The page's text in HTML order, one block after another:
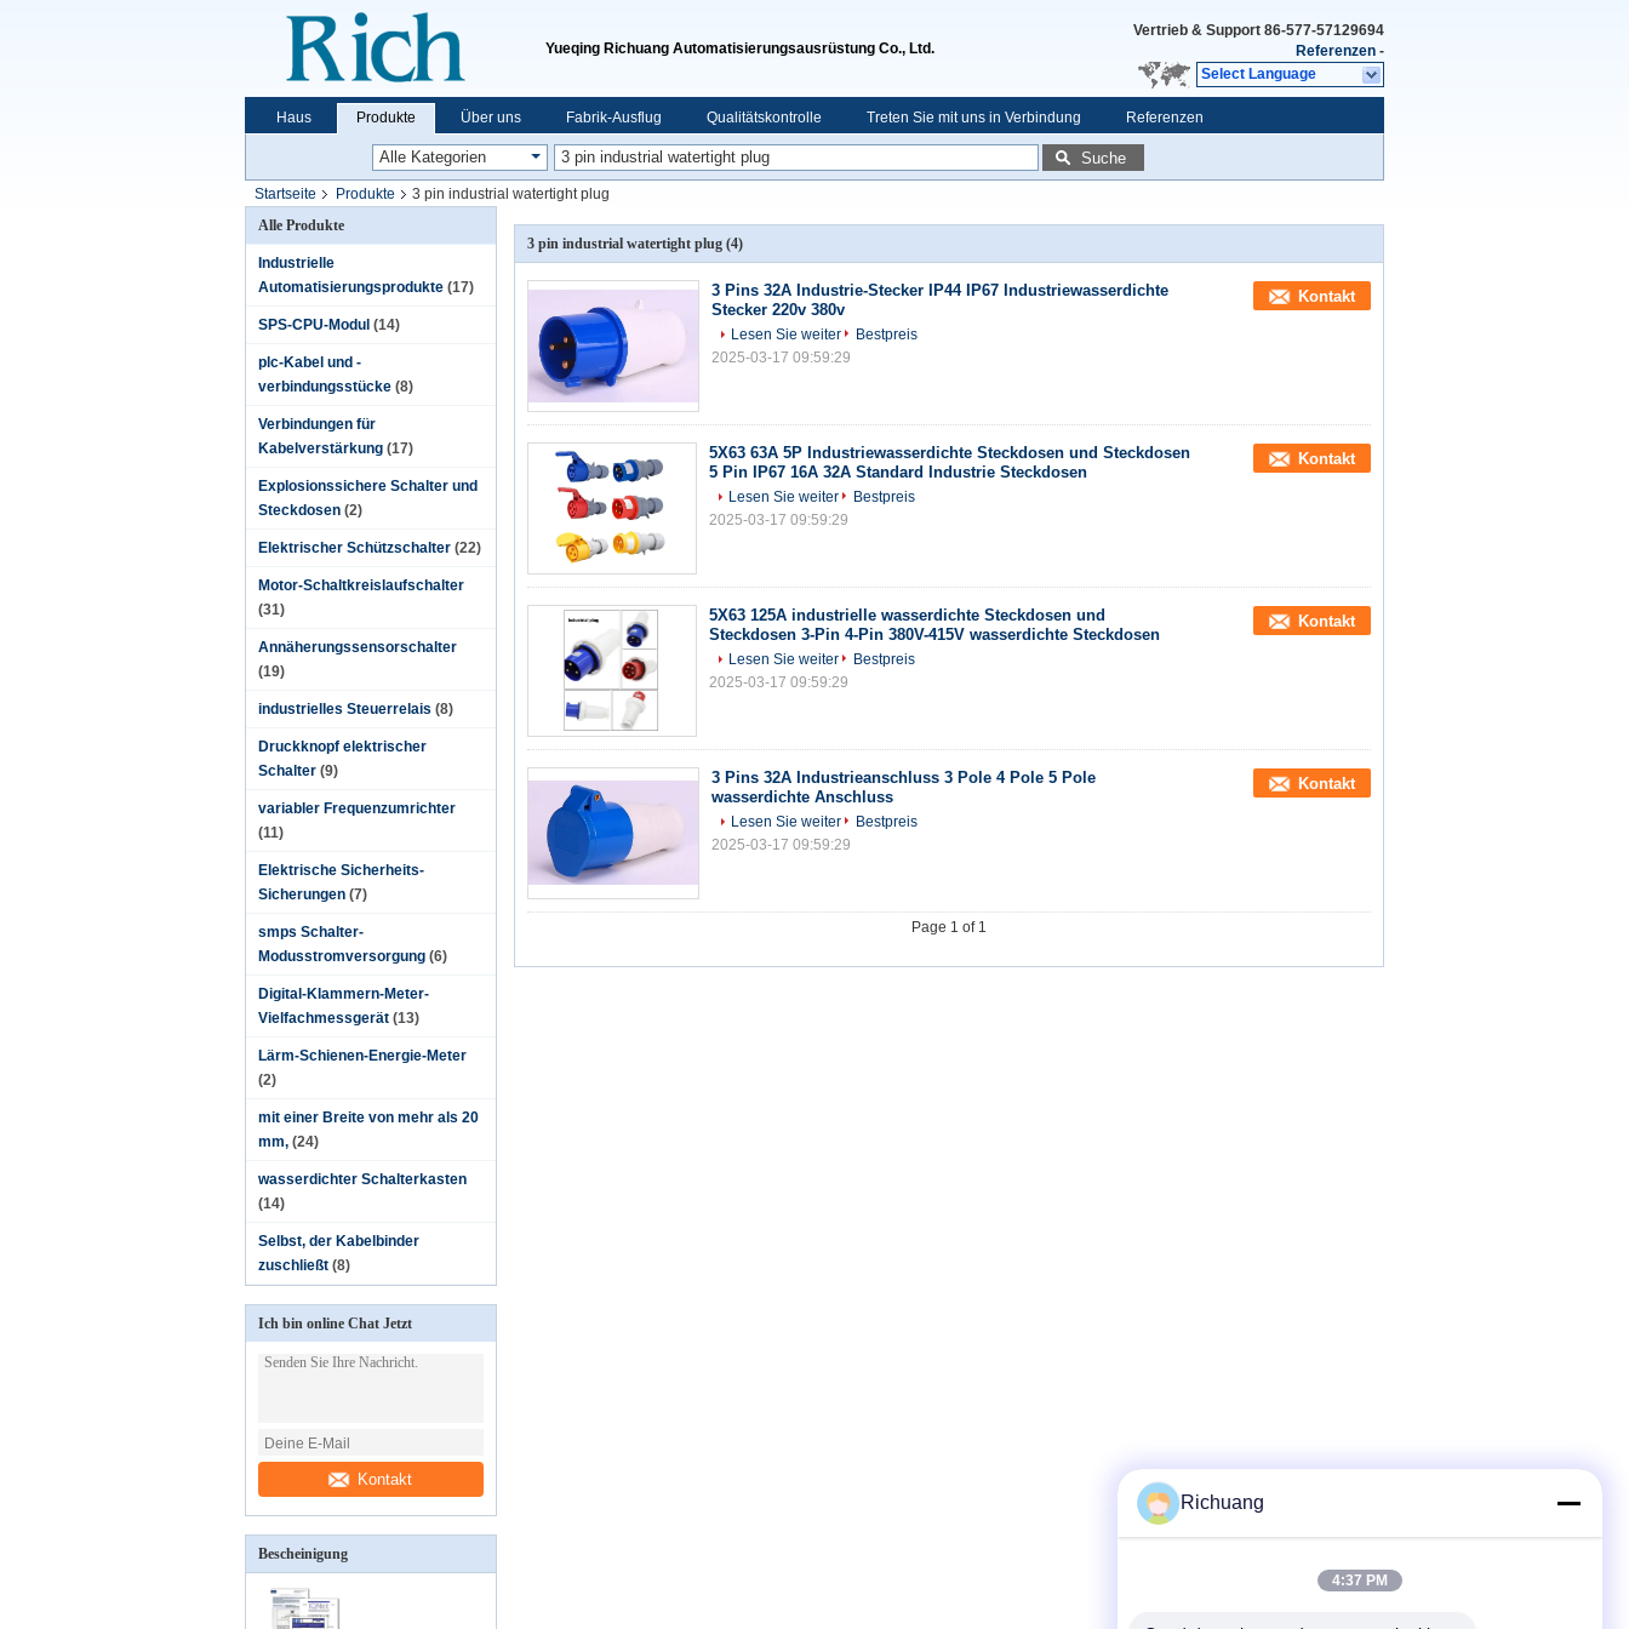
Yueqing Richuang Automatisierungsausrüstung Co., Ltd.
Vertrieb & Support 86-577-57129694
Referenzen -
Select Language
Haus Produkte Über uns Fabrik-Ausflug Qualitätskontrolle Treten Sie mit uns in Verbindung Referenzen
Suche
Startseite Produkte
3 pin industrial watertight plug
Alle Produkte
Industrielle
Automatisierungsprodukte (17)
SPS-CPU-Modul (14)
plc-Kabel und -
verbindungsstücke (8)
Verbindungen für
Kabelverstärkung (17)
Explosionssichere Schalter und
Steckdosen (2)
Elektrischer Schützschalter (22)
Motor-Schaltkreislaufschalter
(31)
Annäherungssensorschalter
(19)
industrielles Steuerrelais (8)
Druckknopf elektrischer
Schalter (9)
variabler Frequenzumrichter
(11)
Elektrische Sicherheits-
Sicherungen (7)
smps Schalter-
Modusstromversorgung (6)
Digital-Klammern-Meter-
Vielfachmessgerät (13)
Lärm-Schienen-Energie-Meter
(2)
mit einer Breite von mehr als 20
mm, (24)
wasserdichter Schalterkasten
(14)
Selbst, der Kabelbinder
zuschließt (8)
Ich bin online Chat Jetzt
Kontakt
Bescheinigung
3 pin industrial watertight plug (4)
3 Pins 32A Industrie-Stecker IP44 IP67 Industriewasserdichte
Stecker 220v 380v
Kontakt
Lesen Sie weiter
Bestpreis
2025-03-17 09:59:29
5X63 63A 5P Industriewasserdichte Steckdosen und Steckdosen
5 Pin IP67 16A 32A Standard Industrie Steckdosen
Kontakt
Lesen Sie weiter
Bestpreis
2025-03-17 09:59:29
5X63 125A industrielle wasserdichte Steckdosen und
Steckdosen 3-Pin 4-Pin 380V-415V wasserdichte Steckdosen
Kontakt
Lesen Sie weiter
Bestpreis
2025-03-17 09:59:29
3 Pins 32A Industrieanschluss 3 Pole 4 Pole 5 Pole
wasserdichte Anschluss
Kontakt
Lesen Sie weiter
Bestpreis
2025-03-17 09:59:29
Page 1 of 1
Richuang
4:37 PM